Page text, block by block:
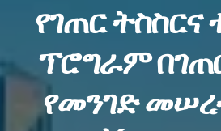
የገጠር ትስስርና
ፕሮግራም
የመንገድ